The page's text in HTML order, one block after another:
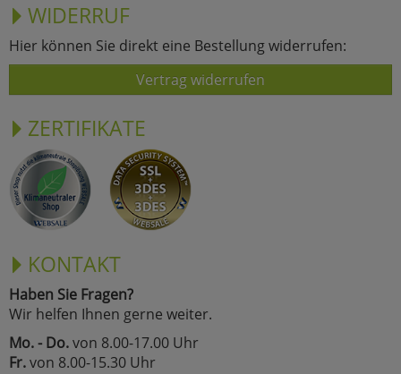
WIDERRUF
Hier können Sie direkt eine Bestellung widerrufen:
Vertrag widerrufen
ZERTIFIKATE
KONTAKT
Haben Sie Fragen?
Wir helfen Ihnen gerne weiter.
Mo. - Do.von 8.00-17.00 Uhr
Fr.von 8.00-15.30 Uhr